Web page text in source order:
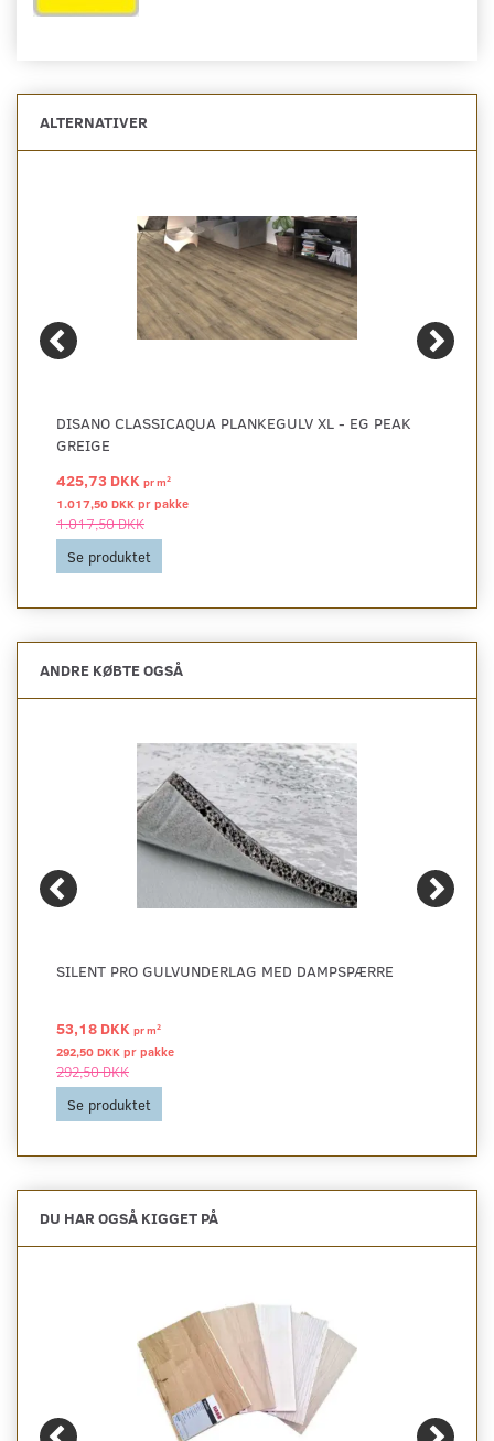
ALTERNATIVER
DISANO CLASSICAQUA PLANKEGULV XL - EG PEAK
GREIGE
425,73 DKK prm2
1.017,50 DKK pr pakke
1.017,50 DKK
Se produktet
ANDRE KØBTE OGSÅ
SILENT PRO GULVUNDERLAG MED DAMPSPÆRRE
53,18 DKK prm2
292,50 DKK pr pakke
292,50 DKK
Se produktet
DU HAR OGSÅ KIGGET PÅ